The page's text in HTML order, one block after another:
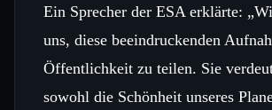
Ein Sprecher der ESA erklärte:
uns, diese beeindruckenden
Öffentlichkeit zu teilen. Sie
sowohl die Schönheit unseres